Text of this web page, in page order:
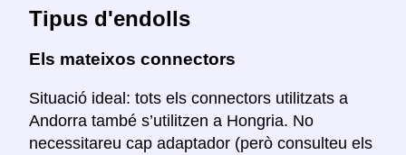
Tipus d'endolls
Els mateixos connectors
Situació ideal: tots els connectors utilitzats a
Andorra també s’utilitzen a Hongria. No
necessitareu cap adaptador (però consulteu els